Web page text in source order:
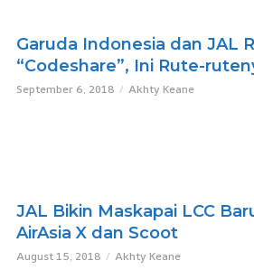
Garuda Indonesia dan JAL
“Codeshare”, Ini Rute-
September 6, 2018 Akhty Keane
JAL Bikin Maskapai LCC
AirAsia X dan Scoot
August 15, 2018 Akhty Keane